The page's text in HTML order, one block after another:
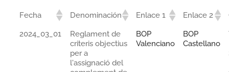
Fecha Denominación Enlace 1 Enlace 2
2024_03_01
Reglament de
criteris objectius
per a
l'assignació del
BOP
Valenciano
BOP
Castellano